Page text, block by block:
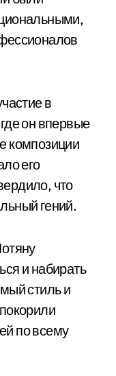
в
он впервые
композиции
его
что
гений.
и набирать
стиль и
по всему